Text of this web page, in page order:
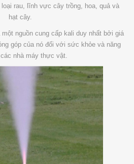
rau, lĩnh vực cây trồng, hoa, quả và
hạt cây.
nguồn cung cấp kali duy nhất bởi giá
góp của nó đối với sức khỏe và năng
nhà máy thực vật.